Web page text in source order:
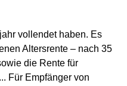
vollendet haben. Es
Altersrente – nach 35
die Rente für
Für Empfänger von